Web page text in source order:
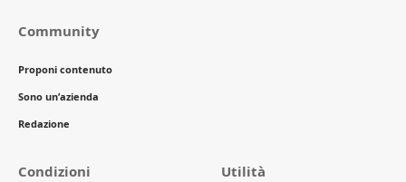
Community
Proponi contenuto
Sono un’azienda
Redazione
Condizioni Utilità